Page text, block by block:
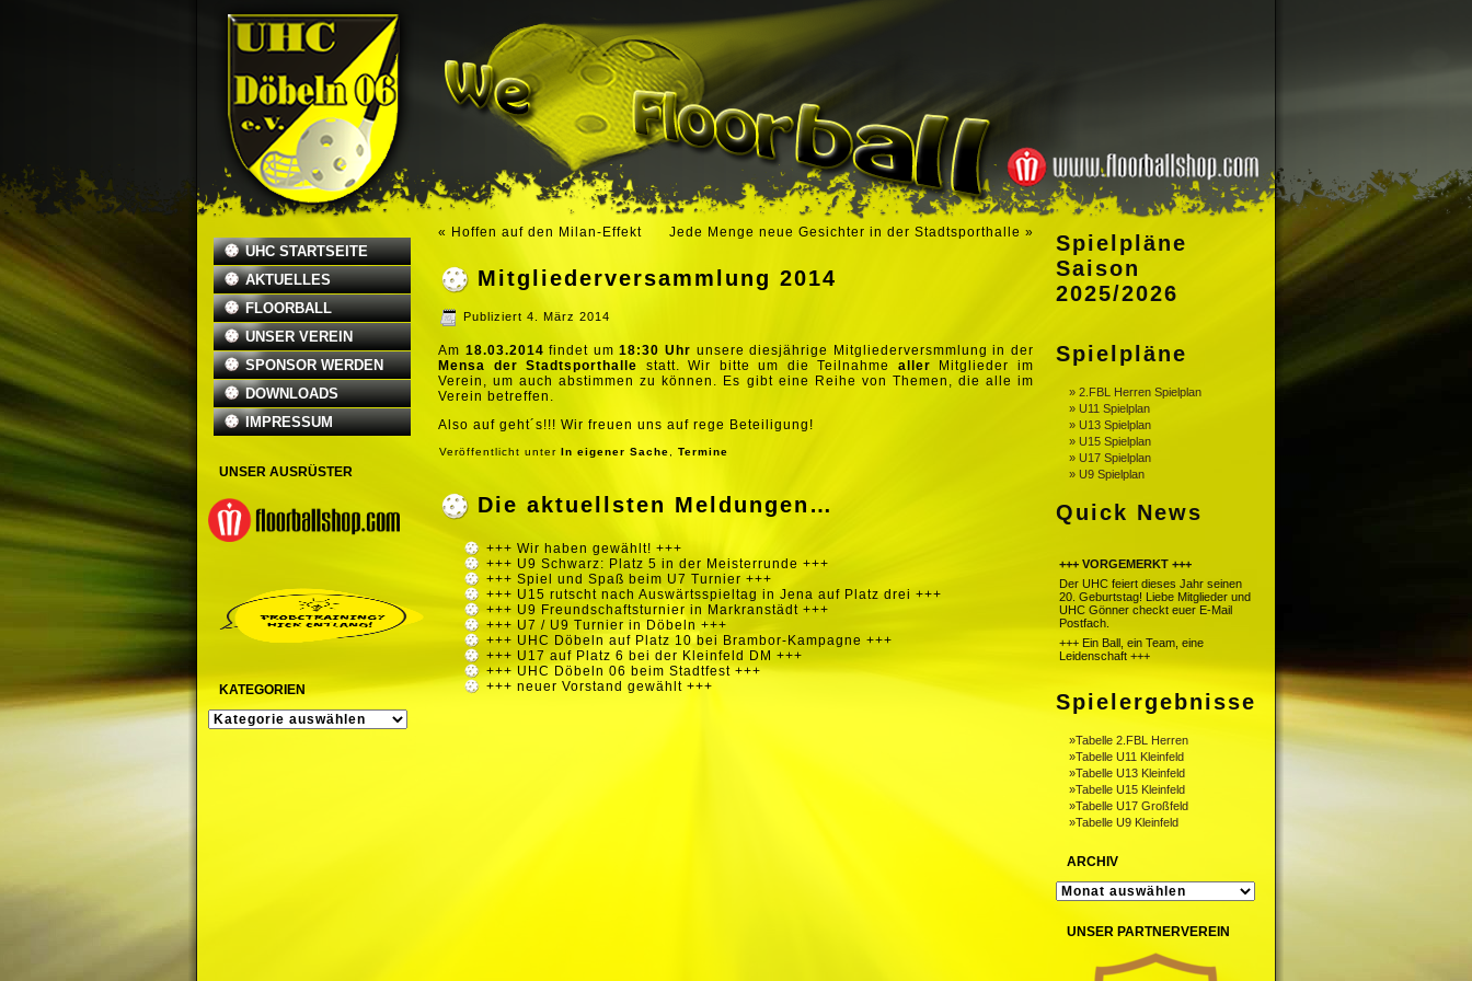
UHC STARTSEITE
AKTUELLES
FLOORBALL
UNSER VEREIN
SPONSOR WERDEN
DOWNLOADS
IMPRESSUM
UNSER AUSRÜSTER
KATEGORIEN
KATEGORIEN
« Hoffen auf den Milan-Effekt Jede Menge neue Gesichter in der Stadtsporthalle »
Mitgliederversammlung 2014
Publiziert 4. März 2014
Am 18.03.2014 findet um18:30 Uhr unsere diesjährige Mitgliederversmmlung in der
Mensa der Stadtsporthalle statt. Wir bitte um die Teilnahme aller Mitglieder im
Verein, um auch abstimmen zu können. Es gibt eine Reihe von Themen, die alle im
Verein betreffen.
Also auf geht´s!!! Wir freuen uns auf rege Beteiligung!
Veröffentlicht unter In eigener Sache Termine
Die aktuellsten Meldungen…
+++ Wir haben gewählt! +++
+++ U9 Schwarz: Platz 5 in der Meisterrunde +++
+++ Spiel und Spaß beim U7 Turnier +++
+++ U15 rutscht nach Auswärtsspieltag in Jena auf Platz drei +++
+++ U9 Freundschaftsturnier in Markranstädt +++
+++ U7 / U9 Turnier in Döbeln +++
+++ UHC Döbeln auf Platz 10 bei Brambor-Kampagne +++
+++ U17 auf Platz 6 bei der Kleinfeld DM +++
+++ UHC Döbeln 06 beim Stadtfest +++
+++ neuer Vorstand gewählt +++
Spielpläne
Saison
2025/2026
Spielpläne
» 2.FBL Herren Spielplan
» U11 Spielplan
» U13 Spielplan
» U15 Spielplan
» U17 Spielplan
» U9 Spielplan
Quick News
+++ VORGEMERKT +++
Der UHC feiert dieses Jahr seinen
20. Geburtstag! Liebe Mitglieder und
UHC Gönner checkt euer E-Mail
Postfach.
+++ Ein Ball, ein Team, eine
Leidenschaft +++
Spielergebnisse
»Tabelle 2.FBL Herren
»Tabelle U11 Kleinfeld
»Tabelle U13 Kleinfeld
»Tabelle U15 Kleinfeld
»Tabelle U17 Großfeld
»Tabelle U9 Kleinfeld
ARCHIV
ARCHIV
UNSER PARTNERVEREIN